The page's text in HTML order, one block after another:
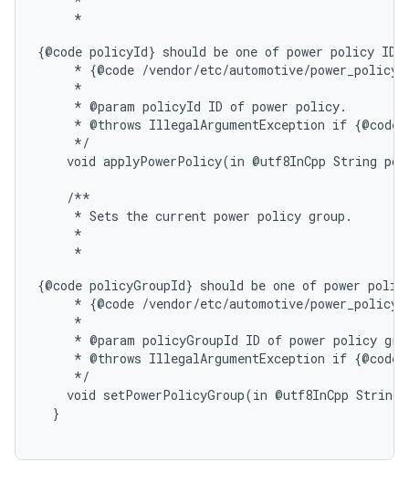
     *
{@code policyId} should be one of power policy
* {@code /vendor/etc/automotive/
     *
     * @param policyId ID of power policy.
* @throws IllegalArgumentException if {@code
     */
void applyPowerPolicy(in @utf8InCpp String
    /**
     * Sets the current power policy group.
     *
     *
{@code policyGroupId} should be one of power
* {@code /vendor/etc/automotive/
     *
* @param policyGroupId ID of power policy
* @throws IllegalArgumentException if {@code
     */
void setPowerPolicyGroup(in @utf8InCpp String